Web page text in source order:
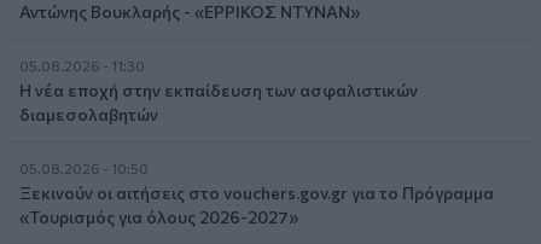
Αντώνης Βουκλαρής - «ΕΡΡΙΚΟΣ ΝΤΥΝΑΝ»
05.08.2026 - 11:30
Η νέα εποχή στην εκπαίδευση των ασφαλιστικών
διαμεσολαβητών
05.08.2026 - 10:50
Ξεκινούν οι αιτήσεις στο vouchers.gov.gr για το Πρόγραμμα
«Τουρισμός για όλους 2026-2027»